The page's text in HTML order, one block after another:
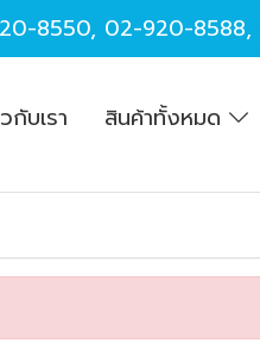
8550, 02-920-8588,
กับเรา สินค้าทั้งหมด